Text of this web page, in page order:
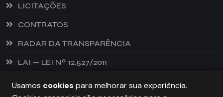
LICITAÇÕES
CONTRATOS
RADAR DA TRANSPARÊNCIA
LAI — LEI Nº 12.527/2011
Usamos cookies para melhorar sua experiência.